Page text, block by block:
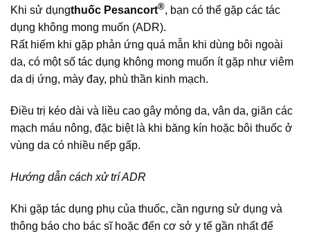
Khi sử dụngthuốc Pesancort®, bạn có thể gặp các tác
dụng không mong muốn (ADR).
Rất hiếm khi gặp phản ứng quá mẫn khi dùng bôi ngoài
da, có một số tác dụng không mong muốn ít gặp như viêm
da dị ứng, mày đay, phù thần kinh mạch.
Điều trị kéo dài và liều cao gây mỏng da, vân da, giãn các
mạch máu nông, đặc biệt là khi băng kín hoặc bôi thuốc ở
vùng da có nhiều nếp gấp.
Hướng dẫn cách xử trí ADR
Khi gặp tác dụng phụ của thuốc, cần ngưng sử dụng và
thông báo cho bác sĩ hoặc đến cơ sở y tế gần nhất để